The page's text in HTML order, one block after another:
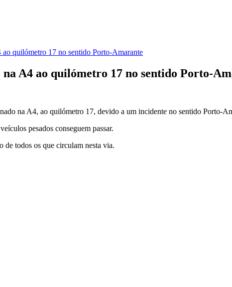
quilómetro 17 no sentido Porto-Amarante
A4 ao quilómetro 17 no sentido Porto-
na A4, ao quilómetro 17, devido a um incidente no sentido Porto-
pesados conseguem passar.
de todos os que circulam nesta via.